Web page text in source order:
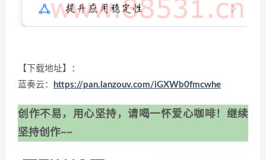
【下载地址】：
蓝奏云：
https://pan.lanzouv.com/iGXWb0fmcwhe
创作不易，用心坚持，请喝一怀爱心咖啡！继续
坚持创作~~